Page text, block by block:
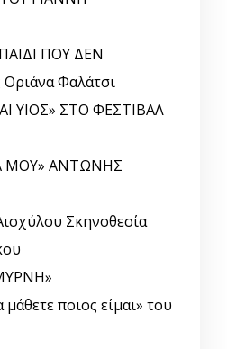
ΠΟΥ ΔΕΝ
Φαλάτσι
ΥΙΟΣ» ΣΤΟ ΦΕΣΤΙΒΑΛ
ΜΟΥ» ΑΝΤΩΝΗΣ
Σκηνοθεσία
ποιος είμαι» του